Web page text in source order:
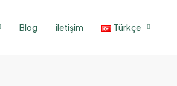
Blog iletişim Türkçe